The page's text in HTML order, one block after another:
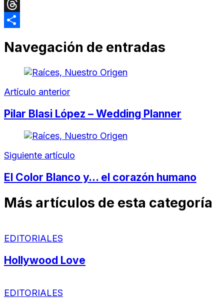
Email
Threads
Navegación de entradas
Artículo anterior
Pilar Blasi López – Wedding Planner
Siguiente artículo
El Color Blanco y… el corazón humano
Más artículos de esta categoría
EDITORIALES
Hollywood Love
EDITORIALES